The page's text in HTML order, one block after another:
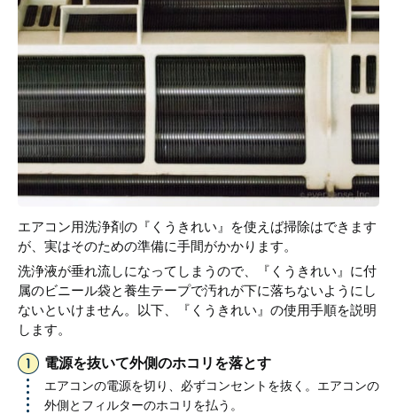
エアコン用洗浄剤の『くうきれい』を使えば掃除はできます
が、実はそのための準備に手間がかかります。
洗浄液が垂れ流しになってしまうので、『くうきれい』に付
属のビニール袋と養生テープで汚れが下に落ちないようにし
ないといけません。以下、『くうきれい』の使用手順を説明
します。
電源を抜いて外側のホコリを落とす
エアコンの電源を切り、必ずコンセントを抜く。エアコンの
外側とフィルターのホコリを払う。